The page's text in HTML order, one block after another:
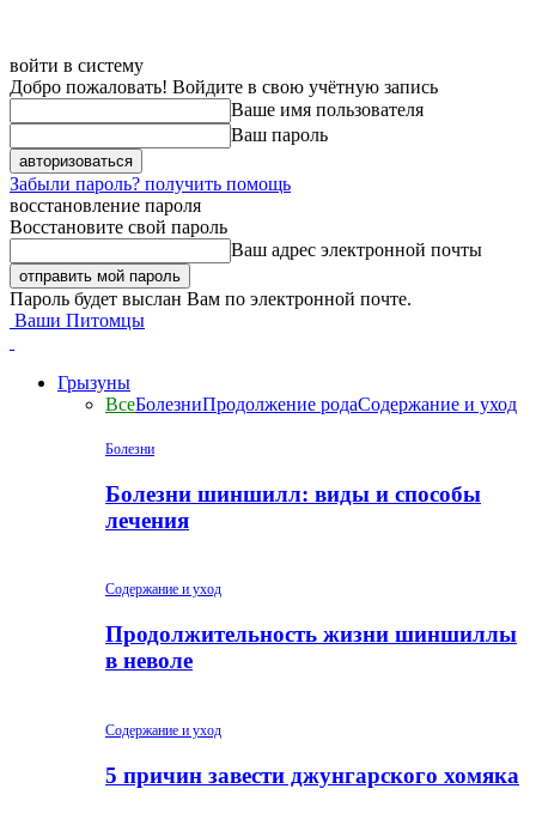
войти в систему
Добро пожаловать! Войдите в свою учётную запись
Ваше имя пользователя
Ваш пароль
Забыли пароль? получить помощь
восстановление пароля
Восстановите свой пароль
Ваш адрес электронной почты
Пароль будет выслан Вам по электронной почте.
Ваши Питомцы
Грызуны
ВсеБолезниПродолжение родаСодержание и уход
Болезни
Болезни шиншилл: виды и способы
лечения
Содержание и уход
Продолжительность жизни шиншиллы
в неволе
Содержание и уход
5 причин завести джунгарского хомяка